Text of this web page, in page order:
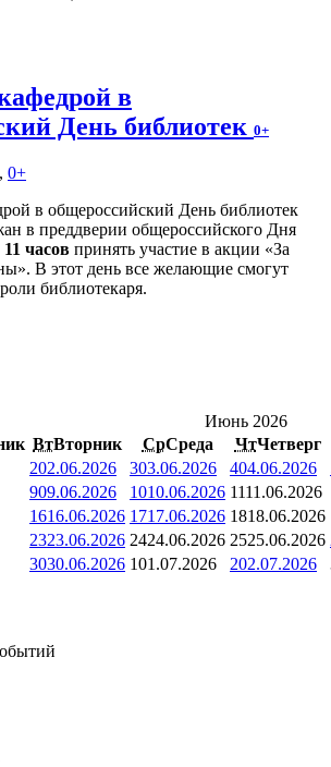
в
День библиотек 0+
, 0+
в преддверии общероссийского Дня
11 часов принять участие в акции «За
В этот день все желающие смогут
библиотекаря.
Июнь 2026
ВтВторник СрСреда ЧтЧетверг
202.06.2026 303.06.2026 404.06.2026
909.06.2026 1010.06.2026 1111.06.2026
1616.06.2026 1717.06.2026 1818.06.2026
2323.06.2026 2424.06.2026 2525.06.2026
3030.06.2026 101.07.2026 202.07.2026